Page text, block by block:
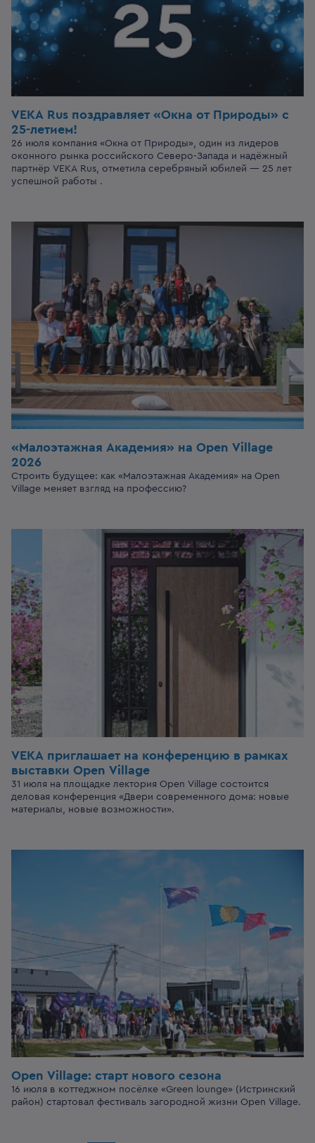
VEKA Rus поздравляет «Окна от Природы» с
25-летием!
26 июля компания «Окна от Природы», один из лидеров
оконного рынка российского Северо-Запада и надёжный
партнёр VEKA Rus, отметила серебряный юбилей — 25 лет
успешной работы .
«Малоэтажная Академия» на Open Village
2026
Строить будущее: как «Малоэтажная Академия» на Open
Village меняет взгляд на профессию?
VEKA приглашает на конференцию в рамках
выставки Open Village
31 июля на площадке лектория Open Village состоится
деловая конференция «Двери современного дома: новые
материалы, новые возможности».
Open Village: старт нового сезона
16 июля в коттеджном посёлке «Green lounge» (Истринский
район) стартовал фестиваль загородной жизни Open Village.